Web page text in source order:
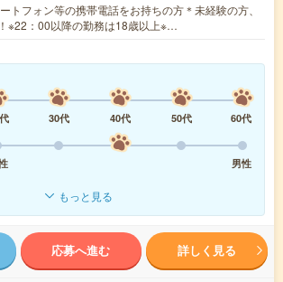
トフォン等の携帯電話をお持ちの方＊未経験の方、
※22：00以降の勤務は18歳以上※…
30代 40代 50代
60代
男性
もっと見る
応募へ進む 詳しく見る